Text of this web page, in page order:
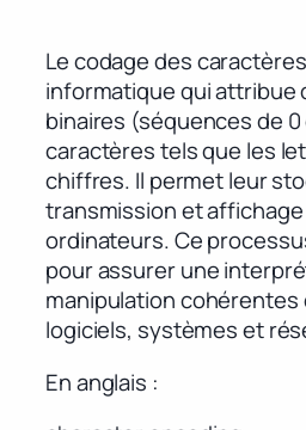
Le codage des
informatique qui attribue
binaires (séquences de 0
caractères tels que les
chiffres. Il permet leur
transmission et affichage
ordinateurs. Ce
pour assurer une
manipulation cohérentes
logiciels, systèmes et
En anglais